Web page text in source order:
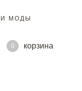
МОДЫ
0
корзина